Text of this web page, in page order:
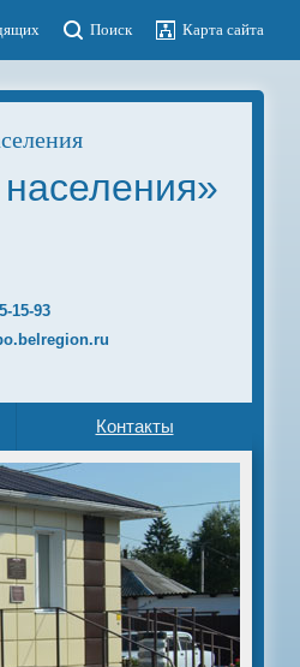
Поиск Карта сайта
5-15-93
Контакты